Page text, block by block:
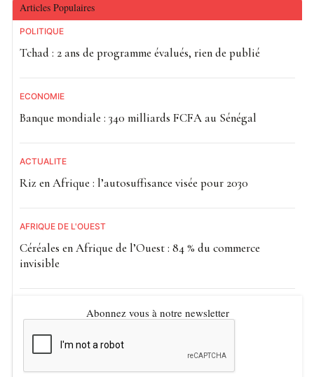
Articles Populaires
POLITIQUE
Tchad : 2 ans de programme évalués, rien de publié
ECONOMIE
Banque mondiale : 340 milliards FCFA au Sénégal
ACTUALITE
Riz en Afrique : l’autosuffisance visée pour 2030
AFRIQUE DE L'OUEST
Céréales en Afrique de l’Ouest : 84 % du commerce
invisible
Abonnez vous à notre newsletter